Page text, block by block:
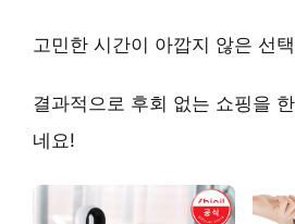
고민한 시간이 아깝지 않은 선
결과적으로 후회 없는 쇼핑을
네요!